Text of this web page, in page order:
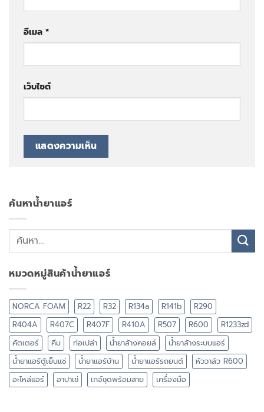
อีเมล *
เว็บไซต์
ค้นหาน้ำยาแอร์
หมวดหมู่สินค้าน้ำยาแอร์
NORCA FOAM R22 R32 R134a R141b
R290
R404A
R407C R407F R410A R507 R600
R1233zd
คัตเตอร์
คีม ท่อเปล่า น้ำยาล้างคอยล์
น้ำยาล้างระบบแอร์
น้ำยาแอร์ตู้เย็นแช่
น้ำยาแอร์บ้าน น้ำยาแอร์รถยนต์
หัววาล์ว R600
อะไหล่แอร์
อาปาเช่ เกจ์ชุดพร้อมสาย เครื่องมือ